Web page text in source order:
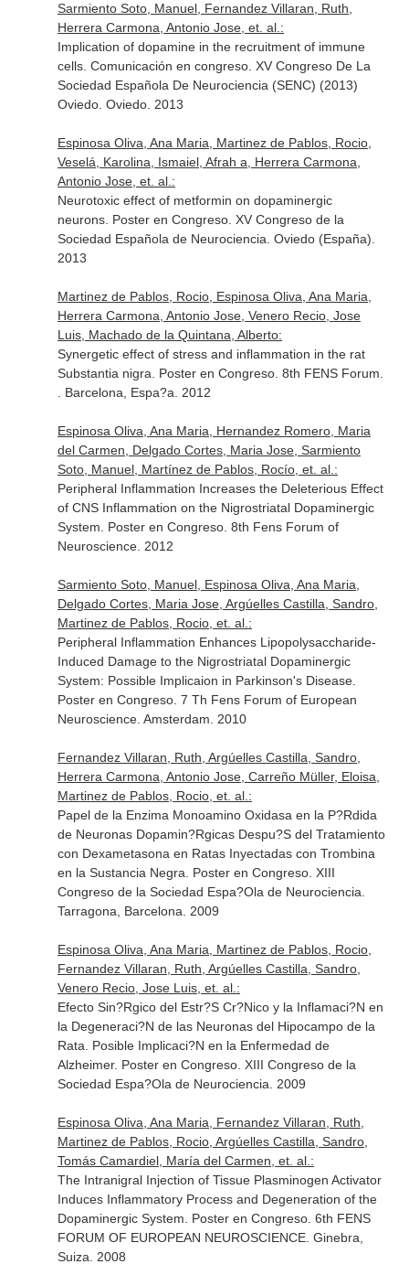
Sarmiento Soto, Manuel, Fernandez Villaran, Ruth,
Herrera Carmona, Antonio Jose, et. al.:
Implication of dopamine in the recruitment of immune
cells. Comunicación en congreso. XV Congreso De La
Sociedad Española De Neurociencia (SENC) (2013)
Oviedo. Oviedo. 2013
Espinosa Oliva, Ana Maria, Martinez de Pablos, Rocio,
Veselá, Karolina, Ismaiel, Afrah a, Herrera Carmona,
Antonio Jose, et. al.:
Neurotoxic effect of metformin on dopaminergic
neurons. Poster en Congreso. XV Congreso de la
Sociedad Española de Neurociencia. Oviedo (España).
2013
Martinez de Pablos, Rocio, Espinosa Oliva, Ana Maria,
Herrera Carmona, Antonio Jose, Venero Recio, Jose
Luis, Machado de la Quintana, Alberto:
Synergetic effect of stress and inflammation in the rat
Substantia nigra. Poster en Congreso. 8th FENS Forum.
. Barcelona, Espa?a. 2012
Espinosa Oliva, Ana Maria, Hernandez Romero, Maria
del Carmen, Delgado Cortes, Maria Jose, Sarmiento
Soto, Manuel, Martínez de Pablos, Rocío, et. al.:
Peripheral Inflammation Increases the Deleterious Effect
of CNS Inflammation on the Nigrostriatal Dopaminergic
System. Poster en Congreso. 8th Fens Forum of
Neuroscience. 2012
Sarmiento Soto, Manuel, Espinosa Oliva, Ana Maria,
Delgado Cortes, Maria Jose, Argúelles Castilla, Sandro,
Martinez de Pablos, Rocio, et. al.:
Peripheral Inflammation Enhances Lipopolysaccharide-
Induced Damage to the Nigrostriatal Dopaminergic
System: Possible Implicaion in Parkinson's Disease.
Poster en Congreso. 7 Th Fens Forum of European
Neuroscience. Amsterdam. 2010
Fernandez Villaran, Ruth, Argúelles Castilla, Sandro,
Herrera Carmona, Antonio Jose, Carreño Müller, Eloisa,
Martinez de Pablos, Rocio, et. al.:
Papel de la Enzima Monoamino Oxidasa en la P?Rdida
de Neuronas Dopamin?Rgicas Despu?S del Tratamiento
con Dexametasona en Ratas Inyectadas con Trombina
en la Sustancia Negra. Poster en Congreso. XIII
Congreso de la Sociedad Espa?Ola de Neurociencia.
Tarragona, Barcelona. 2009
Espinosa Oliva, Ana Maria, Martinez de Pablos, Rocio,
Fernandez Villaran, Ruth, Argúelles Castilla, Sandro,
Venero Recio, Jose Luis, et. al.:
Efecto Sin?Rgico del Estr?S Cr?Nico y la Inflamaci?N en
la Degeneraci?N de las Neuronas del Hipocampo de la
Rata. Posible Implicaci?N en la Enfermedad de
Alzheimer. Poster en Congreso. XIII Congreso de la
Sociedad Espa?Ola de Neurociencia. 2009
Espinosa Oliva, Ana Maria, Fernandez Villaran, Ruth,
Martinez de Pablos, Rocio, Argúelles Castilla, Sandro,
Tomás Camardiel, María del Carmen, et. al.:
The Intranigral Injection of Tissue Plasminogen Activator
Induces Inflammatory Process and Degeneration of the
Dopaminergic System. Poster en Congreso. 6th FENS
FORUM OF EUROPEAN NEUROSCIENCE. Ginebra,
Suiza. 2008